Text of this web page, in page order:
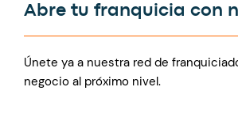
Abre tu franquicia con
Únete ya a nuestra red de
negocio al próximo nivel.